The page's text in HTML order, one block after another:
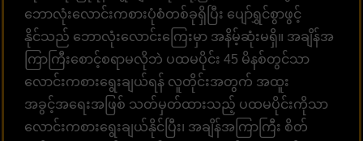
ဘောလုံးလောင်းကစားပုံစံတစ်ခုရှိပြီး ပျော်ရွှင်စွာဖွင့်
နိုင်သည် ဘောလုံးလောင်းကြေးမှာ အနိမ့်ဆုံးမရှိ။ အချိန်အ
ကြာကြီးစောင့်စရာမလိုဘဲ ပထမပိုင်း 45 မိနစ်တွင်သာ
လောင်းကစားရွေးချယ်ရန် လူတိုင်းအတွက် အထူး
အခွင့်အရေးအဖြစ် သတ်မှတ်ထားသည့် ပထမပိုင်းကိုသာ
လောင်းကစားရွေးချယ်နိုင်ပြီး၊ အချိန်အကြာကြီး စိတ်